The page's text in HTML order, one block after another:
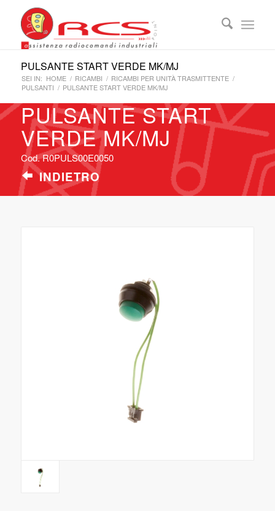
PULSANTE START VERDE MK/MJ
SEI IN: HOME / RICAMBI / RICAMBI PER UNITÀ TRASMITTENTE /
PULSANTI / PULSANTE START VERDE MK/MJ
PULSANTE START
VERDE MK/MJ
Cod. R0PULS00E0050
INDIETRO